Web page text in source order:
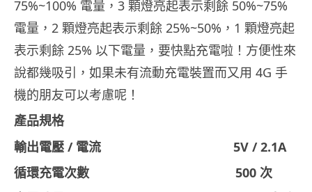
75%~100% 電量，3 顆燈亮起表示剩餘 50%~75%
電量，2 顆燈亮起表示剩餘 25%~50%，1 顆燈亮起
表示剩餘 25% 以下電量，要快點充電啦！方便性來
說都幾吸引，如果未有流動充電裝置而又用 4G 手
機的朋友可以考慮呢！
產品規格
輸出電壓 / 電流 5V / 2.1A
循環充電次數 500 次